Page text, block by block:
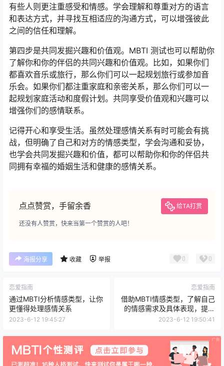
有些人则更注重感受和情感。学会理解和尊重对方的语言
和表达方式，并寻找互相适应的沟通方式，可以增强彼此
之间的信任和理解。
第四步是共同发掘兴趣和价值观。MBTI 测试也可以帮助你
了解你和你的伴侣的共同兴趣和价值观。比如，如果你们
都喜欢音乐或旅行，那么你们可以一起规划旅行或参加音
乐会。如果你们都注重家庭和亲密关系，那么你们可以一
起规划家庭活动和度假计划。共同享受价值观和兴趣可以
增强你们的感情联系。
记得开心和享受生活。虽然处理感情关系有时可能会有挑
战，但明确了自己和对方的情感类型，学会沟通和妥协，
也学会共同发掘兴趣和价值，都可以帮助你和你的伴侣共
同拥有幸福的婚姻生活和健康的感情关系。
点点赞赏，手留余香 给TA打赏
还没有人赞赏，快来当第一个赞赏的人吧！
海报分享 收藏 举报 0 0
恋爱指南
通过MBTI分析情感类型，让你
更懂得处理感情关系
2023-6-12 19:45:27
恋爱指南
借助MBTI情感类型，了解自己
的情感需求及具体表现，提升
情感管理能力
2023-6-12 19:50:41